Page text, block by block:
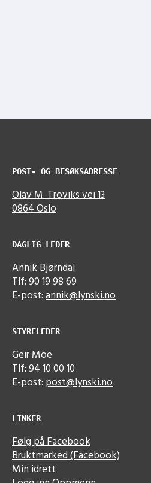
POST- OG BESØKSADRESSE
Olav M. Troviks vei 13
0864 Oslo
DAGLIG LEDER
Annik Bjørndal
Tlf: 90 19 98 69
E-post:annik@lynski.no
STYRELEDER
Geir Moe
Tlf: 94 10 00 10
E-post: post@lynski.no
LINKER
Følg på Facebook
Bruktmarked (Facebook)
Min idrett